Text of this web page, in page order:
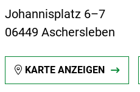
Johannisplatz 6–7
06449 Aschersleben
KARTE ANZEIGEN